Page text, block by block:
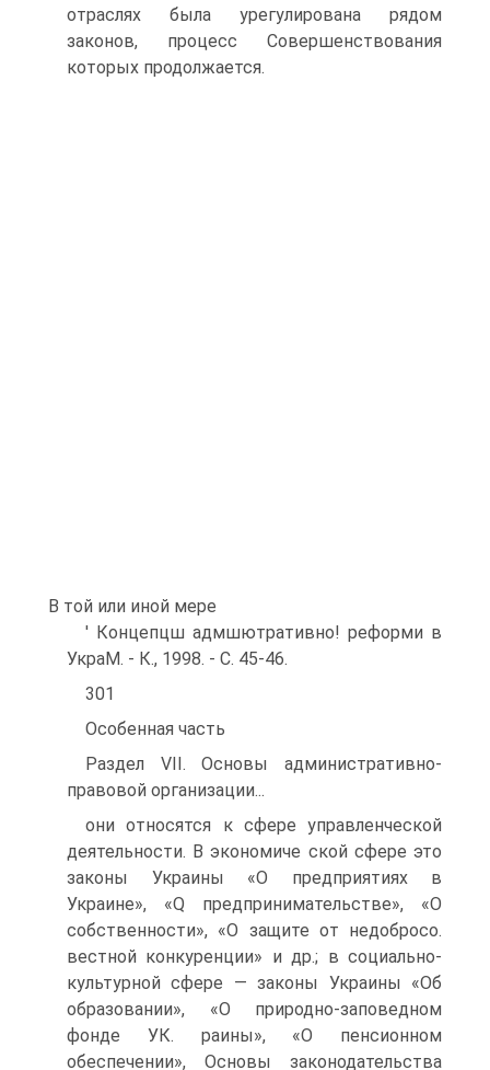
отраслях была урегулирована рядом
законов, процесс Совершенствования
которых продолжается.
В той или иной мере
' Концепцш адмшютративно! реформи в
УкраМ. - К., 1998. - С. 45-46.
301
Особенная часть
Раздел VII. Основы административно-
правовой организации...
они относятся к сфере управленческой
деятельности. В экономиче ской сфере это
законы Украины «О предприятиях в
Украине», «Q предпринимательстве», «О
собственности», «О защите от недобросо.
вестной конкуренции» и др.; в социально-
культурной сфере — законы Украины «Об
образовании», «О природно-заповедном
фонде УК. раины», «О пенсионном
обеспечении», Основы законодательства